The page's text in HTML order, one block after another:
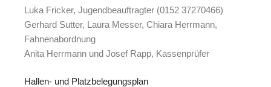
Luka Fricker, Jugendbeauftragter (0152 37270466)
Gerhard Sutter, Laura Messer, Chiara Herrmann,
Fahnenabordnung
Anita Herrmann und Josef Rapp, Kassenprüfer
Hallen- und Platzbelegungsplan